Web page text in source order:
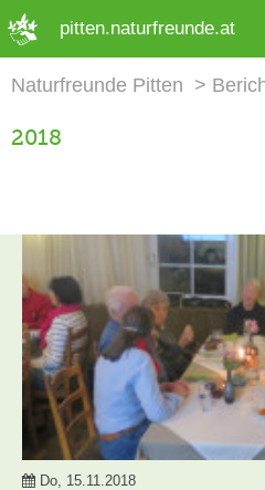
pitten.naturfreunde.at
Naturfreunde Pitten
2018
Do, 15.11.2018